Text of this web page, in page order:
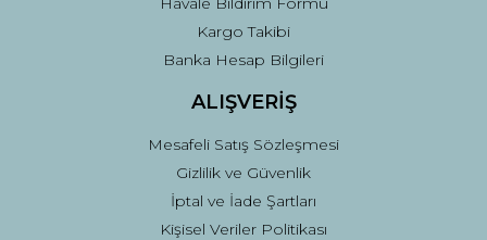
Gönder
Kargo Takibi
Banka Hesap Bilgileri
ALIŞVERİŞ
Mesafeli Satış Sözleşmesi
Gizlilik ve Güvenlik
İptal ve İade Şartları
Kişisel Veriler Politikası